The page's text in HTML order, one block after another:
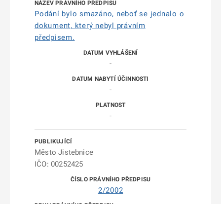
Podání bylo smazáno, neboť se jednalo o
dokument, který nebyl právním
předpisem.
-
-
-
Město Jistebnice
IČO: 00252425
2/2002